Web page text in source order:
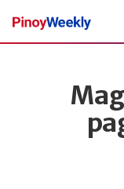
Pinoy
Weekly